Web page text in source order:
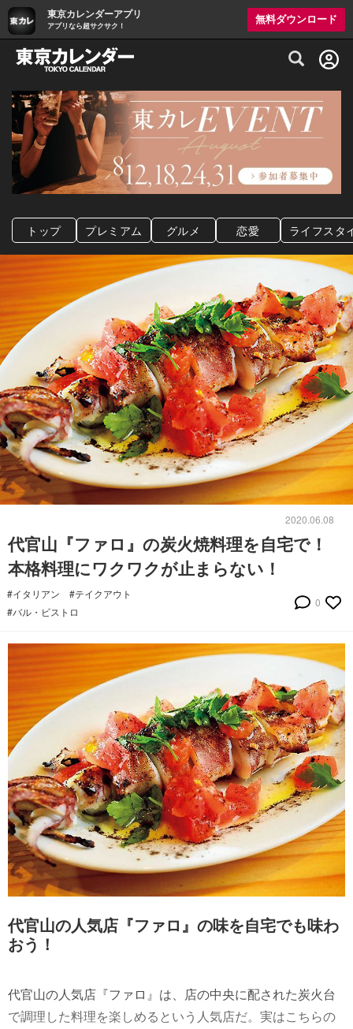
東京カレンダーアプリ
アプリなら超サクサク！
無料ダウンロード
グルメ情報・プレミアムレストラン予約
トップ プレミアム グルメ 恋愛 ライフスタ
2020.06.08
代官山『ファロ』の炭火焼料理を自宅で！
本格料理にワクワクが止まらない！
#イタリアン
#テイクアウト
#バル・ビストロ
0
代官山の人気店『ファロ』の味を自宅でも味わ
おう！
代官山の人気店『ファロ』は、店の中央に配された炭火台
で調理した料理を楽しめるという人気店だ。実はこちらの